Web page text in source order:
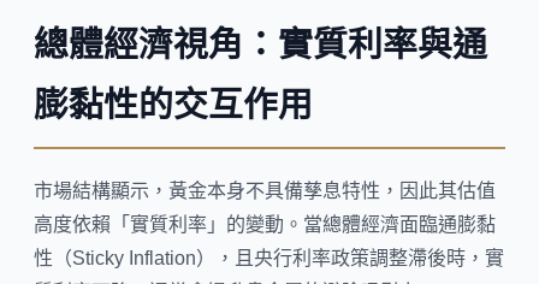
總體經濟視角：實質利率與通
膨黏性的交互作用
市場結構顯示，黃金本身不具備孳息特性，因此其估值
高度依賴「實質利率」的變動。當總體經濟面臨通膨黏
性（Sticky Inflation），且央行利率政策調整滯後時，實